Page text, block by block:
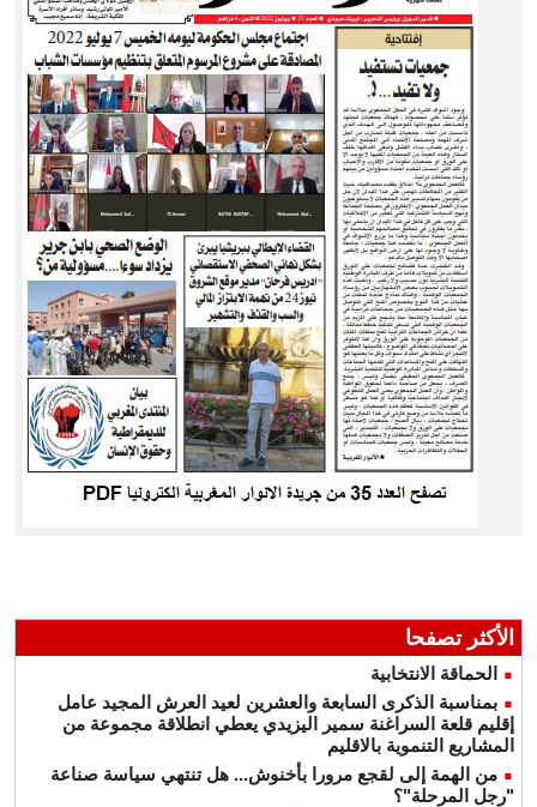
الأكثر تصفحا
الحماقة الانتخابية
بمناسبة الذكرى السابعة والعشرين لعيد العرش المجيد عامل
إقليم قلعة السراغنة سمير اليزيدي يعطي انطلاقة مجموعة من
المشاريع التنموية بالاقليم
من الهمة إلى لقجع مرورا بأخنوش... هل تنتهي سياسة صناعة
"رجل المرحلة"؟